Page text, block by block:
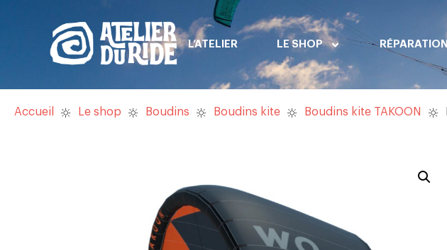
L’ATELIER LE SHOP RÉPARATION
Accueil Le shop Boudins Boudins kite Boudins kite TAKOON